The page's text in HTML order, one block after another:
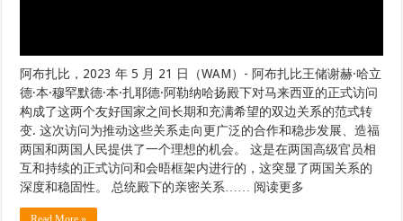
前 10 名 除了它们在提升整体驾驶体验方面的关键作用外，将艺
术元素与工程和谐融合的轮辋设计对于满足人们的审美需求至关
重要。 很少有人比亚太科技大学 (APU) 媒体、艺术与设计学院
(SoMAD) 的工业设计文学学士学生 Bryan Teh Yea Quan 更了解这
一点。 Teh 在著名的 Art of Wheels: Rim Design Challenge 2022
中获得冠军头衔。由 Giant Light Metal Technology Malaysia
(GLM) 主办，这个受人尊敬的… 阅读更多
Read More »